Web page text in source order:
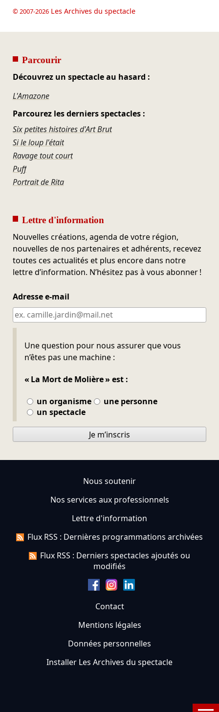
© 2007-2026Les Archives du spectacle
Parcourir
Découvrez un spectacle au hasard :
L'Amazone
Parcourez les derniers spectacles :
Six petites histoires d'Art Brut
Si le loup l'était
Ravage tout court
Puff
Portrait de Rita
Lettre d'information
Nouvelles créations, agenda de votre région,
nouvelles de nos partenaires et adhérents, recevez
toutes ces actualités et plus encore dans notre
lettre d’information. N’hésitez pas à vous abonner !
Adresse e-mail
Une question pour nous assurer que vous
n’êtes pas une machine :
« La Mort de Molière » est :
un organisme
une personne
un spectacle
Ne pas remplir
Je m’inscris
Nous soutenir
Nos services aux professionnels
Lettre d'information
Flux RSS : Dernières programmations archivées
Flux RSS : Derniers spectacles ajoutés ou
modifiés
Contact
Mentions légales
Données personnelles
Installer Les Archives du spectacle